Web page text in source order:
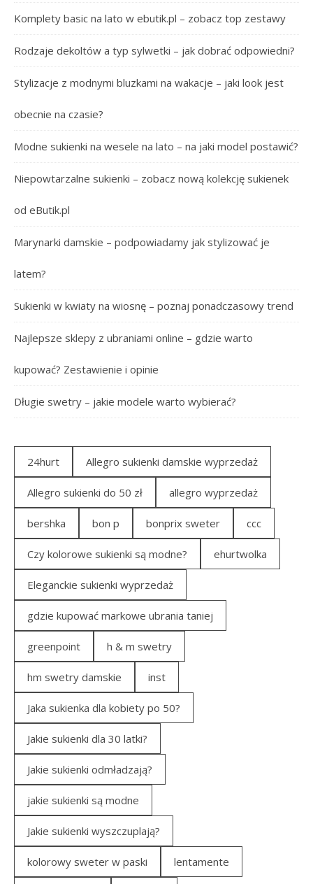
Komplety basic na lato w ebutik.pl – zobacz top zestawy
Rodzaje dekoltów a typ sylwetki – jak dobrać odpowiedni?
Stylizacje z modnymi bluzkami na wakacje – jaki look jest
obecnie na czasie?
Modne sukienki na wesele na lato – na jaki model postawić?
Niepowtarzalne sukienki – zobacz nową kolekcję sukienek
od eButik.pl
Marynarki damskie – podpowiadamy jak stylizować je
latem?
Sukienki w kwiaty na wiosnę – poznaj ponadczasowy trend
Najlepsze sklepy z ubraniami online – gdzie warto
kupować? Zestawienie i opinie
Długie swetry – jakie modele warto wybierać?
24hurt Allegro sukienki damskie wyprzedaż
Allegro sukienki do 50 zł allegro wyprzedaż
bershka bon p bonprix sweter ccc
Czy kolorowe sukienki są modne? ehurtwolka
Eleganckie sukienki wyprzedaż
gdzie kupować markowe ubrania taniej
greenpoint h & m swetry
hm swetry damskie inst
Jaka sukienka dla kobiety po 50?
Jakie sukienki dla 30 latki?
Jakie sukienki odmładzają?
jakie sukienki są modne
Jakie sukienki wyszczuplają?
kolorowy sweter w paski lentamente